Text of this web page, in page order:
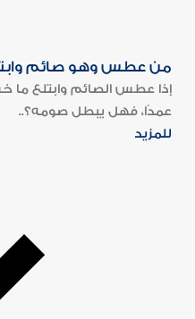
من عطس وهو صائم
إذا عطس الصائم وابتلع ما
عمدًا، فهل يبطل صومه؟..
للمزيد